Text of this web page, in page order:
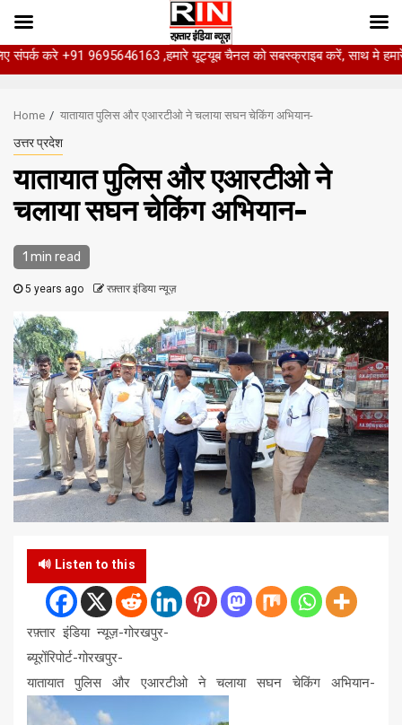
9695646163 ,हमारे यूट्यूब चैनल को सबस्क्राइब करें, साथ मे हमारे फेसबुक को
content
Home यातायात पुलिस और एआरटीओ ने चलाया सघन चेकिंग अभियान-
उत्तर प्रदेश
यातायात पुलिस और एआरटीओ ने
चलाया सघन चेकिंग अभियान-
1 min read
5 years ago रफ़्तार इंडिया न्यूज़
🔊 Listen to this
रफ़्तार इंडिया न्यूज़-गोरखपुर-
ब्यूरोंरिपोर्ट-गोरखपुर-
यातायात पुलिस और एआरटीओ ने चलाया सघन चेकिंग अभियान-